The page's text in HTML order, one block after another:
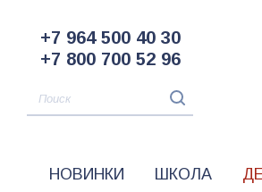
+7 964 500 40 30
+7 800 700 52 96
НОВИНКИ ШКОЛА